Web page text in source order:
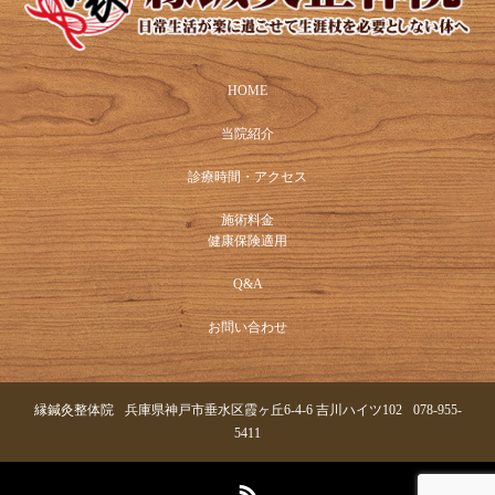
HOME
当院紹介
診療時間・アクセス
施術料金
健康保険適用
Q&A
お問い合わせ
縁鍼灸整体院 兵庫県神戸市垂水区霞ヶ丘6-4-6 吉川ハイツ102
078-955-
5411